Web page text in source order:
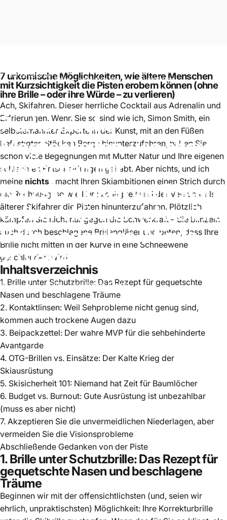
mit Sehstärke
Kurzsichtigkeit die Pisten erobern können (ohne ihre
Brille – oder ihre Würde – zu verlieren)
7urkomische
Möglichkeiten,wieältere
Menschenmit
KurzsichtigkeitdiePisten
erobernkönnen(ohneihre
Brille–oderihreWürde–
zuverlieren)
Januar 12, 2025 vonSimon Smith
7 urkomische Möglichkeiten, wie ältere Menschen
mit Kurzsichtigkeit die Pisten erobern können (ohne
ihre Brille – oder ihre Würde – zu verlieren)
Ach, Skifahren. Dieser herrliche Cocktail aus Adrenalin und
Erfrierungen. Wenn Sie so sind wie ich, Simon Smith, ein
selbsternannter Experte in der Kunst, mit an den Füßen
befestigten Stöcken Berge hinunterzufahren, haben Sie
schon viele Begegnungen mit Mutter Natur und Ihre eigenen
schlechten Entscheidungen gehabt. Aber nichts, und ich
meine nichts , macht Ihren Skiambitionen einen Strich durch
die Rechnung, so wie Kurzsichtigkeit und der Versuch, als
älterer Skifahrer die Pisten hinunterzufahren. Plötzlich
kämpfen Sie nicht nur gegen die Schwerkraft – Sie blinzeln
auch durch beschlagene Brillengläser und beten, dass Ihre
Brille nicht mitten in der Kurve in eine Schneewehe
geschleudert wird.
Inhaltsverzeichnis
1. Brille unter Schutzbrille: Das Rezept für gequetschte
Nasen und beschlagene Träume
2. Kontaktlinsen: Weil Sehprobleme nicht genug sind,
kommen auch trockene Augen dazu
3. Beipackzettel: Der wahre MVP für die sehbehinderte
Avantgarde
4. OTG-Brillen vs. Einsätze: Der Kalte Krieg der
Skiausrüstung
5. Skisicherheit 101: Niemand hat Zeit für Baumlöcher
6. Budget vs. Burnout: Gute Ausrüstung ist unbezahlbar
(muss es aber nicht)
7. Akzeptieren Sie die unvermeidlichen Niederlagen, aber
vermeiden Sie die Visionsprobleme
Abschließende Gedanken von der Piste
1. Brille unter Schutzbrille: Das Rezept für
gequetschte Nasen und beschlagene
Träume
Beginnen wir mit der offensichtlichsten (und, seien wir
ehrlich, unpraktischsten) Möglichkeit: Ihre Korrekturbrille